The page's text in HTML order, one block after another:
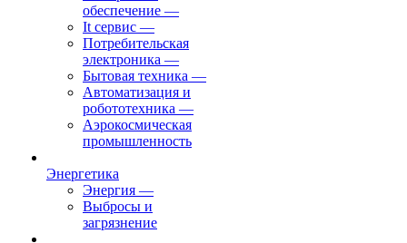
обеспечение —
It сервис —
Потребительская
электроника —
Бытовая техника —
Автоматизация и
робототехника —
Аэрокосмическая
промышленность
Энергетика
Энергия —
Выбросы и
загрязнение